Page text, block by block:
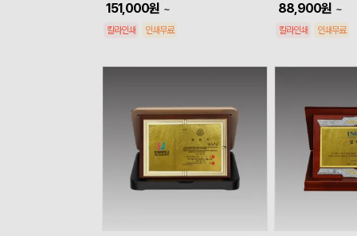
151,000원 ~
칼라인쇄 인쇄무료
88,900원 ~
칼라인쇄 인쇄무료